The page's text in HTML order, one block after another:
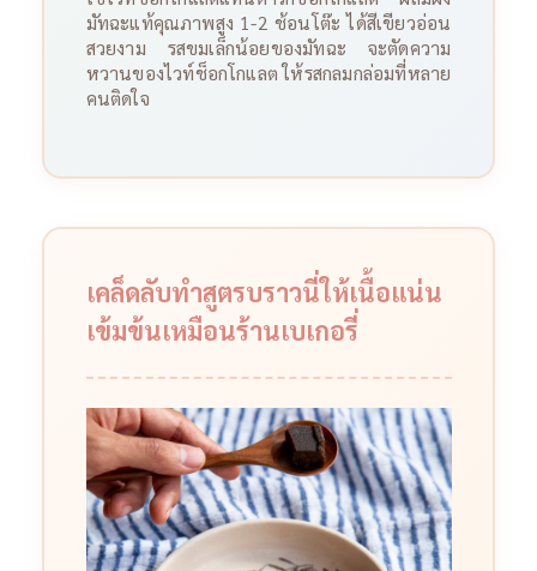
มัทฉะแท้คุณภาพสูง 1-2 ช้อนโต๊ะ ได้สีเขียวอ่อน
สวยงาม รสขมเล็กน้อยของมัทฉะ จะตัดความ
หวานของไวท์ช็อกโกแลต ให้รสกลมกล่อมที่หลาย
คนติดใจ
เคล็ดลับทำสูตรบราวนี่ให้เนื้อแน่น
เข้มข้นเหมือนร้านเบเกอรี่